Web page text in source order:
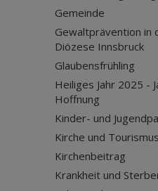
Gemeinde
Gewaltprävention in
Diözese Innsbruck
Glaubensfrühling
Heiliges Jahr 2025 -
Hoffnung
Kinder- und
Kirche und Tourismus
Kirchenbeitrag
Krankheit und